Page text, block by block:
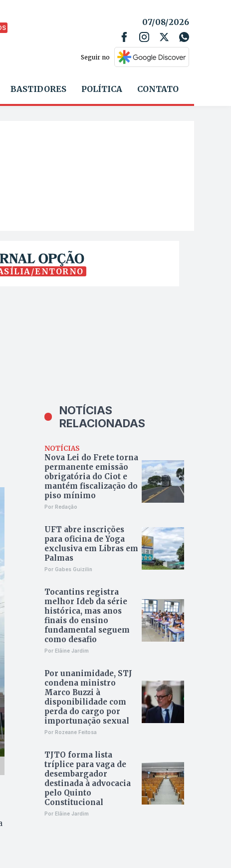
07/08/2026
Seguir no
BASTIDORES POLÍTICA CONTATO
ENTORNO
NOTÍCIAS
RELACIONADAS
NOTÍCIAS
Nova Lei do Frete torna
permanente emissão
obrigatória do Ciot e
mantém fiscalização do
piso mínimo
Por Redação
UFT abre inscrições
para oficina de Yoga
exclusiva em Libras em
Palmas
Por Gabes Guizilin
Tocantins registra
melhor Ideb da série
histórica, mas anos
finais do ensino
fundamental seguem
como desafio
Por Elâine Jardim
Por unanimidade, STJ
condena ministro
Marco Buzzi à
disponibilidade com
perda do cargo por
importunação sexual
Por Rozeane Feitosa
TJTO forma lista
tríplice para vaga de
desembargador
destinada à advocacia
pelo Quinto
Constitucional
Por Elâine Jardim